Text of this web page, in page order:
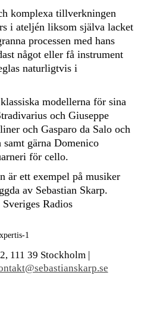
komplexa tillverkningen
i ateljén liksom själva lacket
processen med hans
något eller få instrument
naturligtvis i
modellerna för sina
och Giuseppe
och Gasparo da Salo och
gärna Domenico
för cello.
är ett exempel på musiker
av Sebastian Skarp.
Radios
111 39 Stockholm |